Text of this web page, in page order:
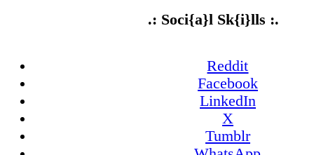
.: Soci{a}l Sk{i}lls :.
Reddit
Facebook
LinkedIn
X
Tumblr